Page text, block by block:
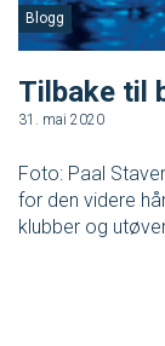
Blogg
Tilbake til
31. mai 2020
Foto: Paal
for den videre
klubber og